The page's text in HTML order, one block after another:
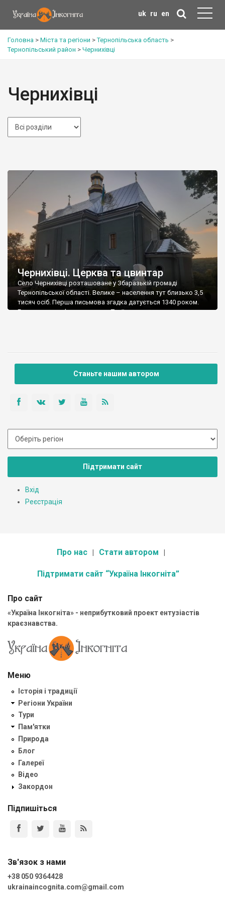
uk ru en
Головна > Міста та регіони >Тернопільська область >
Тернопільський район > Чернихівці
Чернихівці
Чернихівці. Церква та цвинтар
Село Чернихівці розташоване у Збаразькій громаді
Тернопільської області. Велике – населення тут близько 3,5
тисяч осіб. Перша письмова згадка датується 1340 роком.
Головними пам’ятками села є Троїцька церква та цвинтар,
Станьте нашим автором
Підтримати сайт
Вхід
Реєстрація
Про нас Стати автором
Підтримати сайт “Україна Інкогніта”
Про сайт
«Україна Інкогніта» - неприбутковий проект ентузіастів
краєзнавства.
Меню
Історія і традиції
Регіони України
Тури
Пам'ятки
Природа
Блог
Галереї
Відео
Закордон
Підпишіться
Зв'язок з нами
+38 050 9364428
ukrainaincognita.com@gmail.com